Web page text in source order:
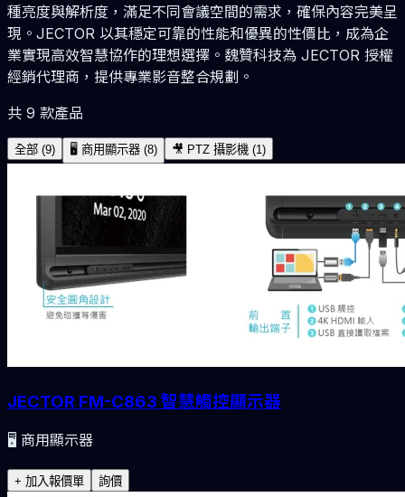
種亮度與解析度，滿足不同會議空間的需求，確保內容完美呈
現。JECTOR 以其穩定可靠的性能和優異的性價比，成為企
業實現高效智慧協作的理想選擇。魏贊科技為 JECTOR 授權
經銷代理商，提供專業影音整合規劃。
共 9 款產品
全部 (9) 🖥️ 商用顯示器 (8) 🎥 PTZ 攝影機 (1 )
JECTOR FM-C863 智慧觸控顯示器
🖥️ 商用顯示器
+ 加入報價單 詢價